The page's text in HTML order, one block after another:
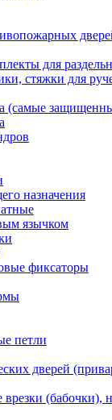
для
стяжки для
(самые
назначения
язычком
фиксаторы
петли
дверей
(бабочки),